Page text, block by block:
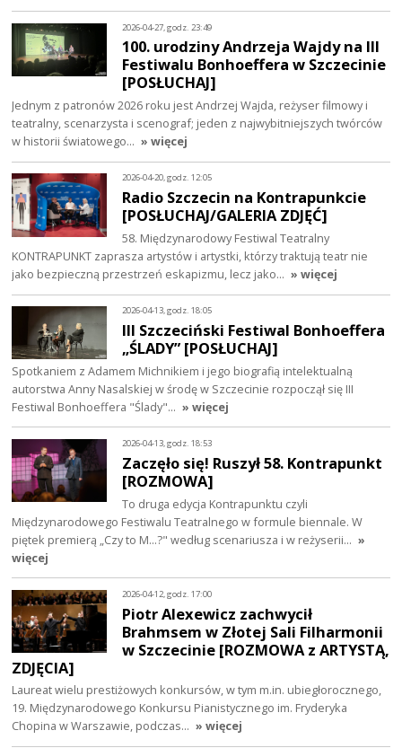
2026-04-27, godz. 23:49
100. urodziny Andrzeja Wajdy na III
Festiwalu Bonhoeffera w Szczecinie
[POSŁUCHAJ]
Jednym z patronów 2026 roku jest Andrzej Wajda, reżyser filmowy i
teatralny, scenarzysta i scenograf; jeden z najwybitniejszych twórców
w historii światowego… » więcej
2026-04-20, godz. 12:05
Radio Szczecin na Kontrapunkcie
[POSŁUCHAJ/GALERIA ZDJĘĆ]
58. Międzynarodowy Festiwal Teatralny
KONTRAPUNKT zaprasza artystów i artystki, którzy traktują teatr nie
jako bezpieczną przestrzeń eskapizmu, lecz jako… » więcej
2026-04-13, godz. 18:05
III Szczeciński Festiwal Bonhoeffera
„ŚLADY” [POSŁUCHAJ]
Spotkaniem z Adamem Michnikiem i jego biografią intelektualną
autorstwa Anny Nasalskiej w środę w Szczecinie rozpoczął się III
Festiwal Bonhoeffera "Ślady"… » więcej
2026-04-13, godz. 18:53
Zaczęło się! Ruszył 58. Kontrapunkt
[ROZMOWA]
To druga edycja Kontrapunktu czyli
Międzynarodowego Festiwalu Teatralnego w formule biennale. W
piętek premierą „Czy to M…?" według scenariusza i w reżyserii… »
więcej
2026-04-12, godz. 17:00
Piotr Alexewicz zachwycił
Brahmsem w Złotej Sali Filharmonii
w Szczecinie [ROZMOWA z ARTYSTĄ,
ZDJĘCIA]
Laureat wielu prestiżowych konkursów, w tym m.in. ubiegłorocznego,
19. Międzynarodowego Konkursu Pianistycznego im. Fryderyka
Chopina w Warszawie, podczas… » więcej